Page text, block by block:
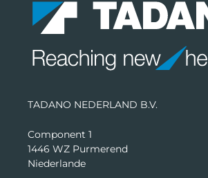
TADANO NEDERLAND B.V.
Component 1
1446 WZ Purmerend
Niederlande